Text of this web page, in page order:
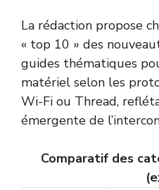
La rédaction propose
« top 10 » des
guides thématiques
matériel selon les
Wi-Fi ou Thread,
émergente de
Comparatif des